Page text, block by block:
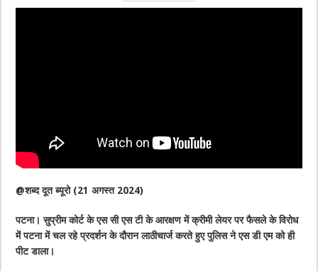
@शब्द दूत ब्यूरो (21 अगस्त 2024)
पटना। सुप्रीम कोर्ट के एस सी एस टी के आरक्षण में क्रीमी लेयर पर फैसले के विरोध
में पटना में चल रहे प्रदर्शन के दौरान लाठीचार्ज करते हुए पुलिस ने एस डी एम को ही
पीट डाला।